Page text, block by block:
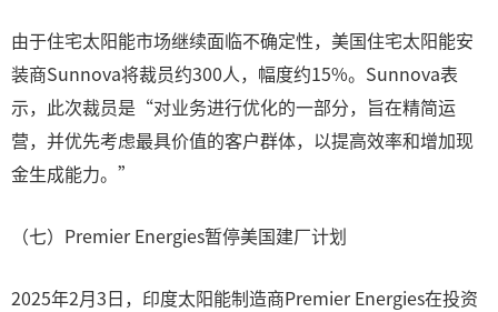
由于住宅太阳能市场继续面临不确定性，美国住宅太阳能安
装商Sunnova将裁员约300人，幅度约15%。Sunnova表
示，此次裁员是“对业务进行优化的一部分，旨在精简运
营，并优先考虑最具价值的客户群体，以提高效率和增加现
金生成能力。”
（七）Premier Energies暂停美国建厂计划
2025年2月3日，印度太阳能制造商Premier Energies在投资